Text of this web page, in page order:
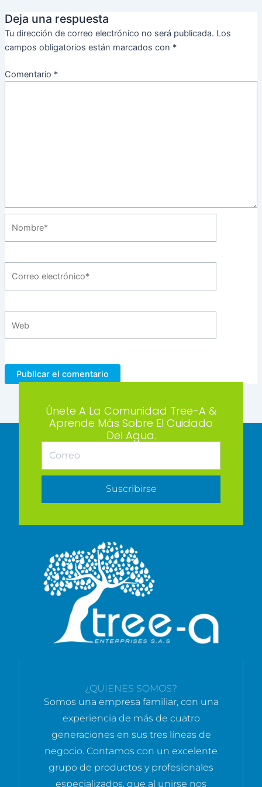
Deja una respuesta
Tu dirección de correo electrónico no será publicada. Los
campos obligatorios están marcados con *
Comentario *
electrónico*
Únete A La Comunidad Tree-A &
Aprende Más Sobre El Cuidado
Del Agua.
Suscribirse
¿QUIENES SOMOS?
Somos una empresa familiar, con una
experiencia de más de cuatro
generaciones en sus tres líneas de
negocio. Contamos con un excelente
grupo de productos y profesionales
especializados, que al unirse nos